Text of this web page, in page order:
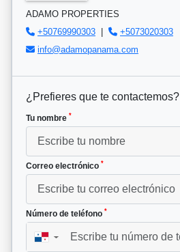
ADAMO PROPERTIES
+50769990303 |
+5073020303
info@adamopanama.com
¿Prefieres que te contactemos?
Tu nombre *
Correo electrónico *
Número de teléfono *
▼